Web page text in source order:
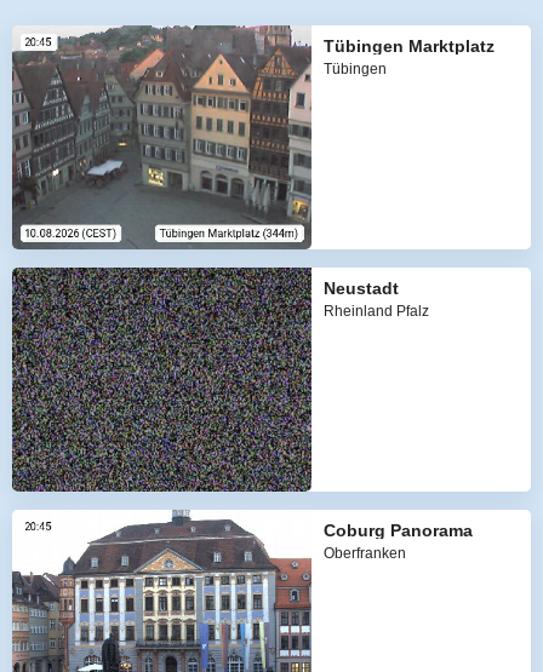
Tübingen Marktplatz
Tübingen
Neustadt
Rheinland Pfalz
Coburg Panorama
Oberfranken